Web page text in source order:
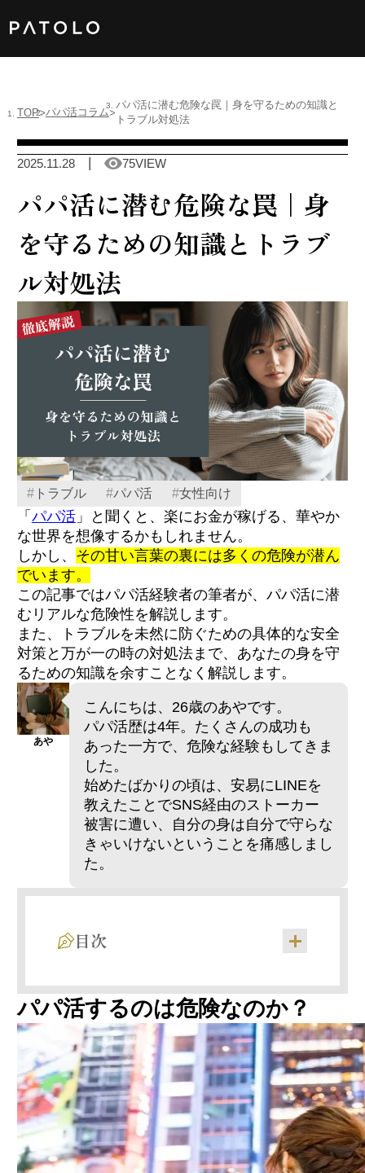
男性TOP
加盟店TOP
ABOUT US
男性会員
Language
TOP パパ活コラム
パパ活に潜む危険な罠｜身を守るための知識と
トラブル対処法
2025.11.28 75VIEW
パパ活に潜む危険な罠｜身
を守るための知識とトラブ
ル対処法
#トラブル #パパ活 #女性向け
「 パパ活」と聞くと、楽にお金が稼げる、華やか
な世界を想像するかもしれません。
しかし、 その甘い言葉の裏には多くの危険が潜ん
でいます。
この記事ではパパ活経験者の筆者が、パパ活に潜
むリアルな危険性を解説します。
また、トラブルを未然に防ぐための具体的な安全
対策と万が一の時の対処法まで、あなたの身を守
るための知識を余すことなく解説します。
あや
こんにちは、26歳のあやです。
パパ活歴は4年。たくさんの成功も
あった一方で、危険な経験もしてきま
した。
始めたばかりの頃は、安易にLINEを
教えたことでSNS経由のストーカー
被害に遭い、自分の身は自分で守らな
きゃいけないということを痛感しまし
た。
目次
1.金銭トラブル
2.性的被害
3.個人情報流出とストーカー化
4.精神的な苦痛
5.罪に問われる可能性
【性的被害】すぐに体の関係を求めるパパ・
犯罪被害
【金銭的被害】ビジネス・投資など勧誘して
くるパパ
【プライバシー被害】監視・束縛が強まるパ
パパ活するのは危険なのか？